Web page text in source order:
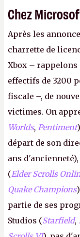
Chez
Après les
charrette de
Xbox –
effectifs de 3200
fiscale –, de
victimes. On
Worlds, Pentiment
départ de son
ans
(Elder Scrolls
Quake Champions
partie de ses
Studios (Starfield,